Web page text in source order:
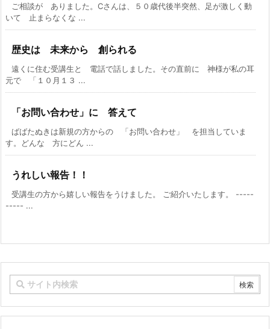
ご相談が ありました。Cさんは、５０歳代後半突然、足が激しく動
いて 止まらなくな ...
歴史は 未来から 創られる
遠くに住む受講生と 電話で話しました。その直前に 神様が私の耳
元で 「１０月１３ ...
「お問い合わせ」に 答えて
ばばたぬきは新規の方からの 「お問い合わせ」 を担当していま
す。どんな 方にどん ...
うれしい報告！！
受講生の方から嬉しい報告をうけました。 ご紹介いたします。 -----
----- ...